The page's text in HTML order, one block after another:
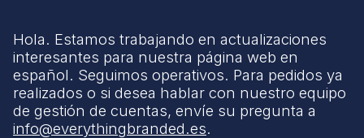
Hola. Estamos trabajando en actualizaciones
interesantes para nuestra página web en
español. Seguimos operativos. Para pedidos ya
realizados o si desea hablar con nuestro equipo
de gestión de cuentas, envíe su pregunta a
info@everythingbranded.es.